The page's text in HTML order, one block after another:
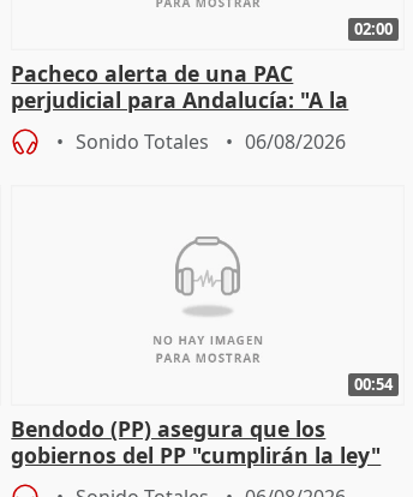
02:00
Pacheco alerta de una PAC
perjudicial para Andalucía: "A la
agricultura hay que protegerla"
Sonido Totales 06/08/2026
00:54
Bendodo (PP) asegura que los
gobiernos del PP "cumplirán la ley"
sobre los menores migrantes